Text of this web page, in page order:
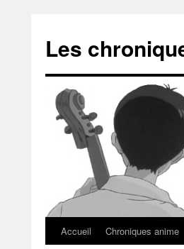
Les
Accueil Chroniques anime